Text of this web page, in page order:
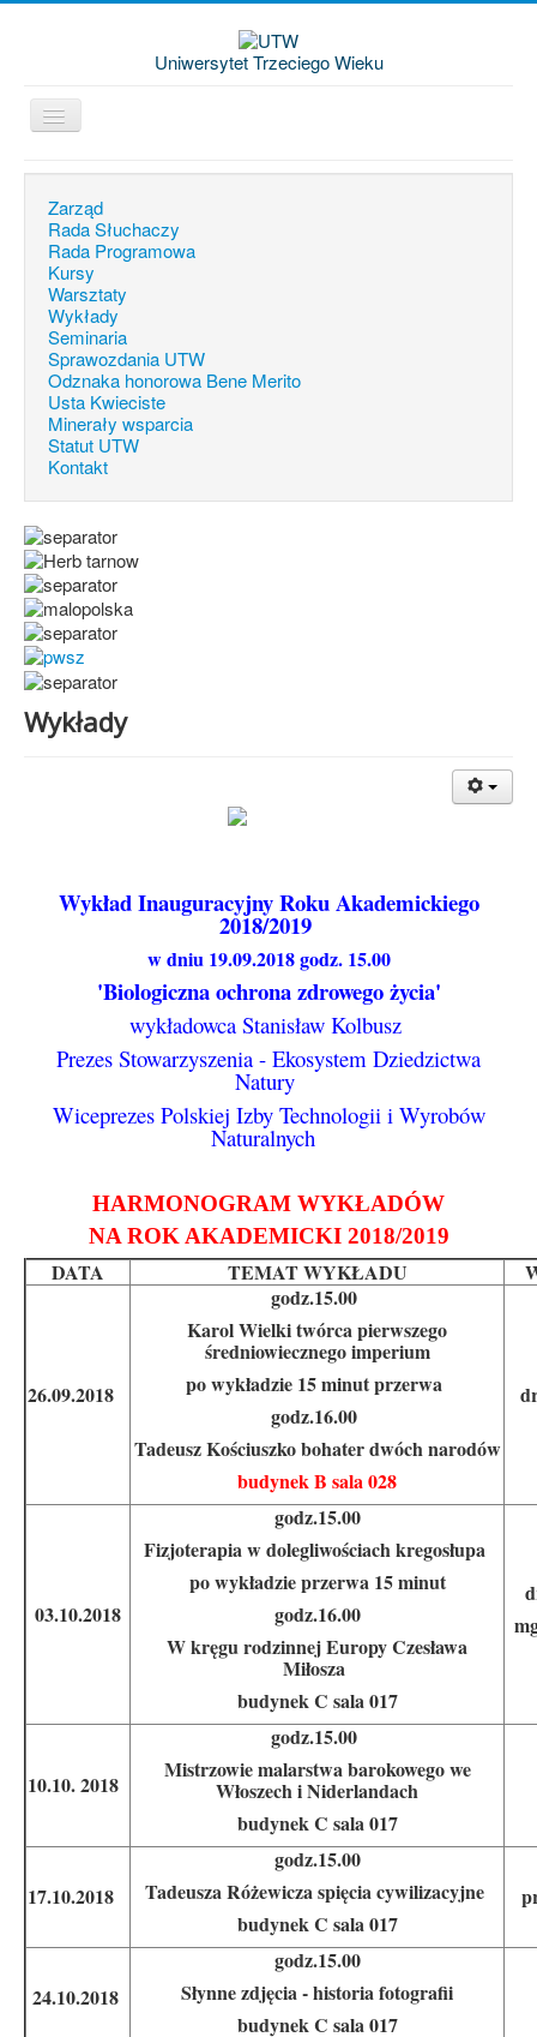
Uniwersytet Trzeciego Wieku
Zarząd
Rada Słuchaczy
Rada Programowa
Kursy
Warsztaty
Wykłady
Seminaria
Sprawozdania UTW
Odznaka honorowa Bene Merito
Usta Kwieciste
Minerały wsparcia
Statut UTW
Kontakt
Wykłady
Wykład Inauguracyjny Roku Akademickiego
2018/2019
w dniu 19.09.2018 godz. 15.00
'Biologiczna ochrona zdrowego życia'
wykładowca Stanisław Kolbusz
Prezes Stowarzyszenia - Ekosystem Dziedzictwa
Natury
Wiceprezes Polskiej Izby Technologii i Wyrobów
Naturalnych
HARMONOGRAM WYKŁADÓW
NA ROK AKADEMICKI 2018/2019
DATA TEMAT WYKŁADU
26.09.2018
godz.15.00
Karol Wielki twórca pierwszego
średniowiecznego imperium
po wykładzie 15 minut przerwa
godz.16.00
Tadeusz Kościuszko bohater dwóch narodów
budynek B sala 028
03.10.2018
godz.15.00
Fizjoterapia w dolegliwościach kregosłupa
po wykładzie przerwa 15 minut
godz.16.00
W kręgu rodzinnej Europy Czesława
Miłosza
budynek C sala 017
10.10. 2018
godz.15.00
Mistrzowie malarstwa barokowego we
Włoszech i Niderlandach
budynek C sala 017
17.10.2018
godz.15.00
Tadeusza Różewicza spięcia cywilizacyjne
budynek C sala 017
24.10.2018
godz.15.00
Słynne zdjęcia - historia fotografii
budynek C sala 017